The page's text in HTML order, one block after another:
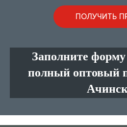
Заполните
полный оптовый